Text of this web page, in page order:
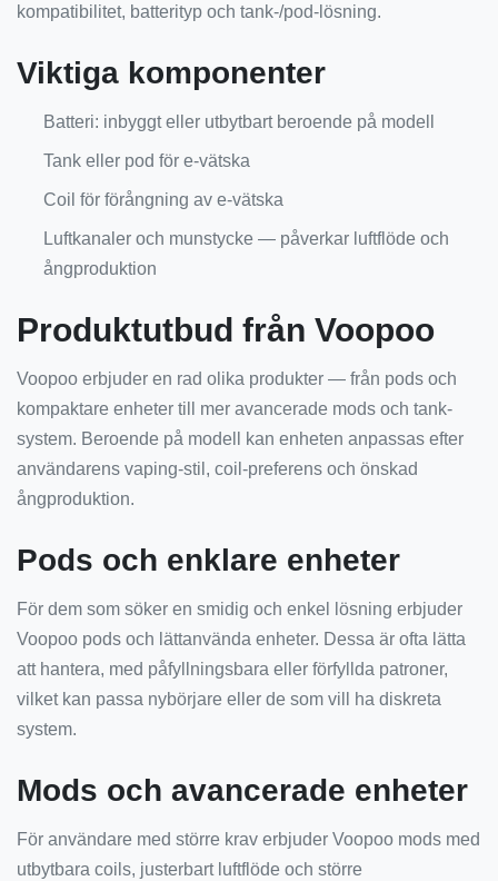
kompatibilitet, batterityp och tank-/pod-lösning.
Viktiga komponenter
Batteri: inbyggt eller utbytbart beroende på modell
Tank eller pod för e-vätska
Coil för förångning av e-vätska
Luftkanaler och munstycke — påverkar luftflöde och
ångproduktion
Produktutbud från Voopoo
Voopoo erbjuder en rad olika produkter — från pods och
kompaktare enheter till mer avancerade mods och tank-
system. Beroende på modell kan enheten anpassas efter
användarens vaping-stil, coil-preferens och önskad
ångproduktion.
Pods och enklare enheter
För dem som söker en smidig och enkel lösning erbjuder
Voopoo pods och lättanvända enheter. Dessa är ofta lätta
att hantera, med påfyllningsbara eller förfyllda patroner,
vilket kan passa nybörjare eller de som vill ha diskreta
system.
Mods och avancerade enheter
För användare med större krav erbjuder Voopoo mods med
utbytbara coils, justerbart luftflöde och större